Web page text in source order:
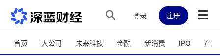
跳转到主内容
登录 注册
首页 大公司 未来科技 金融 新消费 IPO 产城